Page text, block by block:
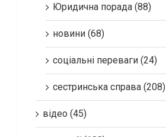
Юридична порада (88)
новини (68)
соціальні переваги (24)
сестринська справа (208)
відео (45)